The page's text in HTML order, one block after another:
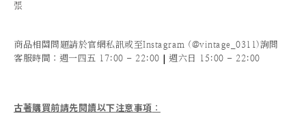
張
商品相關問題請於官網私訊或至Instagram (@vintage_0311)詢問
客服時間 ：週一四五 17:00 - 22:00 | 週六日 15:00 - 22:00
古著購買前請先閱讀以下注意事項 ：